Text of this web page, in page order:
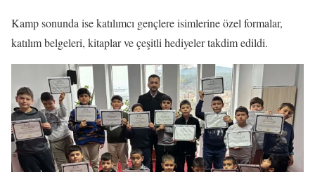
Kamp sonunda ise katılımcı gençlere isimlerine özel formalar,
katılım belgeleri, kitaplar ve çeşitli hediyeler takdim edildi.